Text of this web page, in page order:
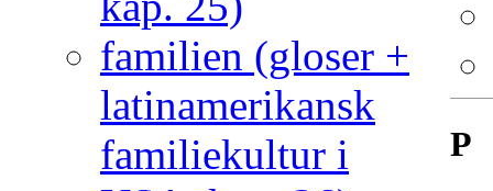
familien (gloser +
latinamerikansk
familiekultur i
P